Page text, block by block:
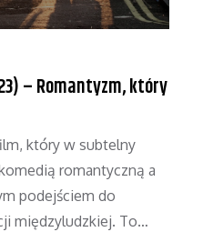
– Romantyzm, który
który w subtelny
romantyczną a
podejściem do
międzyludzkiej. To…